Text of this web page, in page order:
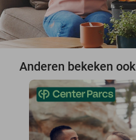
Anderen bekeken ook